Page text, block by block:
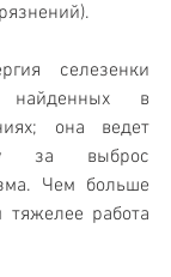
селезенки
найденных в
она ведет
за выброс
Чем больше
работа